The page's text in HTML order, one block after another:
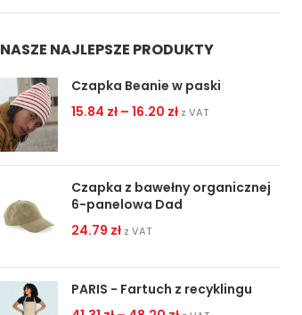
NASZE NAJLEPSZE PRODUKTY
Czapka Beanie w paski
15.84 zł – 16.20 zł z VAT
Czapka z bawełny organicznej
6-panelowa Dad
24.79 zł z VAT
PARIS - Fartuch z recyklingu